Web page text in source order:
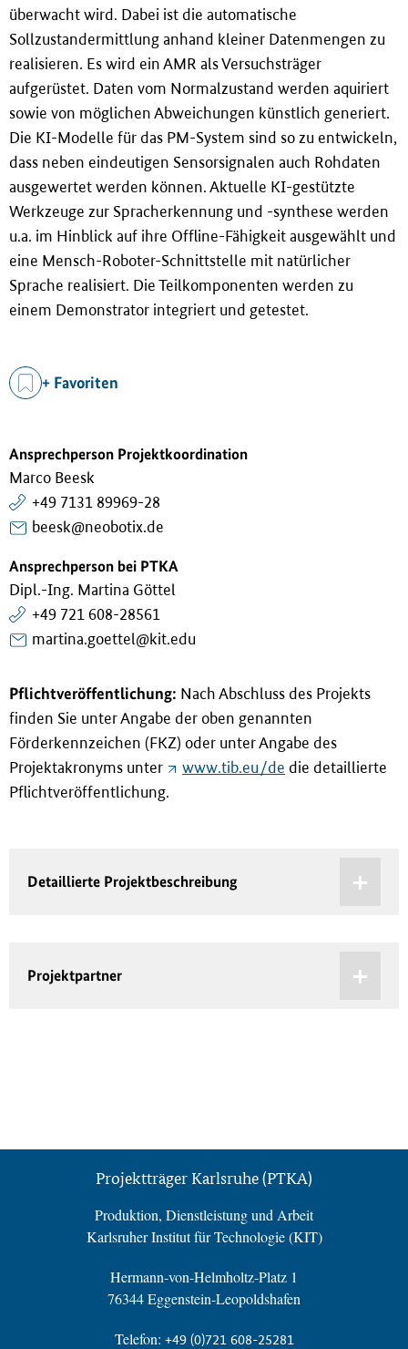
überwacht wird. Dabei ist die automatische
Sollzustandermittlung anhand kleiner Datenmengen zu
realisieren. Es wird ein AMR als Versuchsträger
aufgerüstet. Daten vom Normalzustand werden aquiriert
sowie von möglichen Abweichungen künstlich generiert.
Die KI-Modelle für das PM-System sind so zu entwickeln,
dass neben eindeutigen Sensorsignalen auch Rohdaten
ausgewertet werden können. Aktuelle KI-gestützte
Werkzeuge zur Spracherkennung und -synthese werden
u.a. im Hinblick auf ihre Offline-Fähigkeit ausgewählt und
eine Mensch-Roboter-Schnittstelle mit natürlicher
Sprache realisiert. Die Teilkomponenten werden zu
einem Demonstrator integriert und getestet.
+ Favoriten
Ansprechperson Projektkoordination
Marco Beesk
+49 7131 89969-28
beesk@neobotix.de
Ansprechperson bei PTKA
Dipl.-Ing. Martina Göttel
+49 721 608-28561
martina.goettel@kit.edu
Pflichtveröffentlichung: Nach Abschluss des Projekts
finden Sie unter Angabe der oben genannten
Förderkennzeichen (FKZ) oder unter Angabe des
Projektakronyms unter
www.tib.eu/de die detaillierte
Pflichtveröffentlichung.
Detaillierte Projektbeschreibung
Projektpartner
Projektträger Karlsruhe (PTKA)
Produktion, Dienstleistung und Arbeit
Karlsruher Institut für Technologie (KIT)
Hermann-von-Helmholtz-Platz 1
76344 Eggenstein-Leopoldshafen
Telefon: +49 (0)721 608-25281